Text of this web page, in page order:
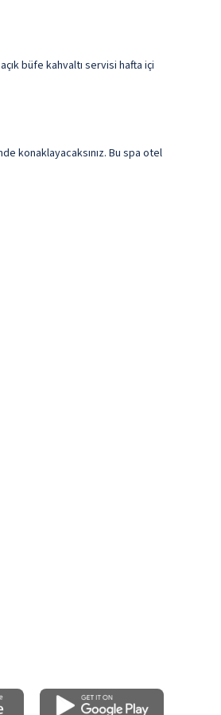
büfe kahvaltı servisi hafta içi
konaklayacaksınız. Bu spa otel